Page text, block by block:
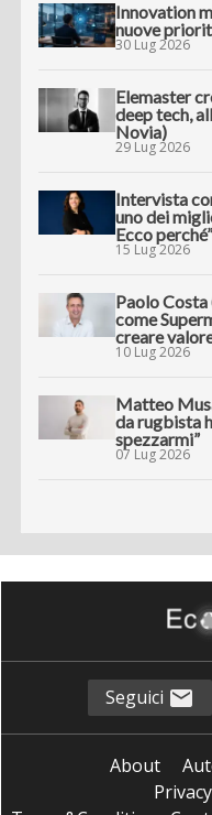
Innovation
nuove
30 Lug 2026
Elemaster
deep tech,
Novia)
29 Lug 2026
Intervista
uno dei
Ecco perché”
15 Lug 2026
Paolo Costa
come
creare
10 Lug 2026
Matteo
da rugbista
spezzarmi”
07 Lug 2026
Seguici
About